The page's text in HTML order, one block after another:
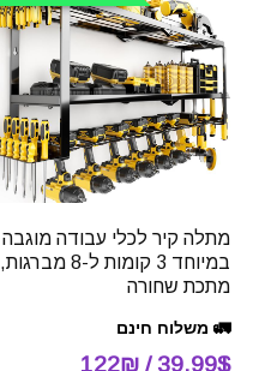
מתלה קיר לכלי עבודה מוגבה
במיוחד 3 קומות ל-8 מברגות,
מתכת שחורה
🚛 משלוח חינם
39.99$ / 122₪